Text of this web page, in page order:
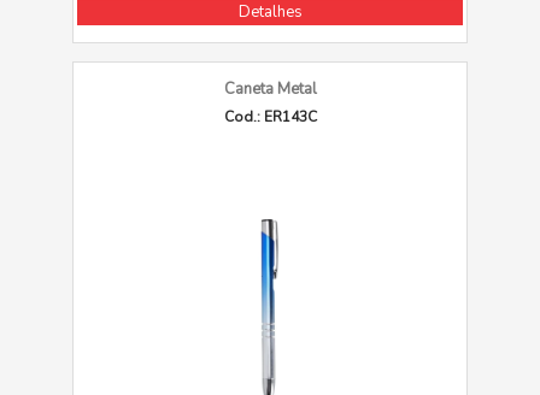
Detalhes
Caneta Metal
Cod.: ER143C